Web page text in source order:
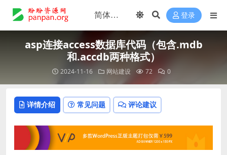
登录
asp连接access数据库代码（包含.mdb
和.accdb两种格式）
2024-11-16 网站建设 72 0
详情介绍 常见问题 评论建议